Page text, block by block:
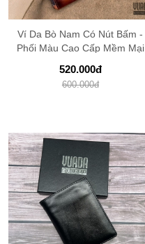
Ví Da Bò Nam Có Nút Bấm -
Phối Màu Cao Cấp Mềm Mại
520.000đ
600.000đ